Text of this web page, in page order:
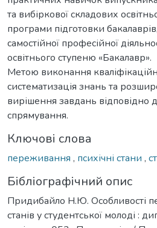
та вибіркової складових
програми підготовки
самостійної професійної
освітнього ступеню «Бакалавр».
Метою виконання
систематизація знань та
вирішення завдань відповідно
спрямування.
Ключові слова
переживання , психічні стани ,
Бібліографічний опис
Придибайло Н.Ю. Особливості
станів у студентської молоді :